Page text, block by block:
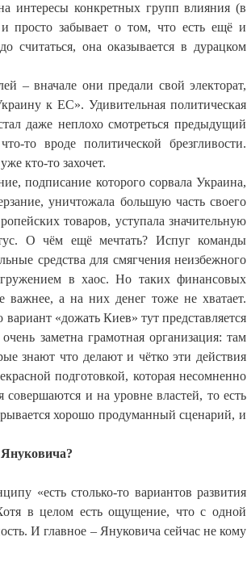
интересы конкретных групп влияния (в
просто забывает о том, что есть ещё и
считаться, она оказывается в дурацком
– вначале они предали свой электорат,
к ЕС». Удивительная политическая
даже неплохо смотреться предыдущий
то вроде политической брезгливости.
кто-то захочет.
подписание которого сорвала Украина,
уничтожала большую часть своего
товаров, уступала значительную
О чём ещё мечтать? Испуг команды
средства для смягчения неизбежного
в хаос. Но таких финансовых
а на них денег тоже не хватает.
«дожать Киев» тут представляется
заметна грамотная организация: там
знают что делают и чётко эти действия
подготовкой, которая несомненно
и на уровне властей, то есть
хорошо продуманный сценарий, и
«есть столько-то вариантов развития
в целом есть ощущение, что с одной
И главное – Януковича сейчас не кому